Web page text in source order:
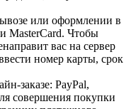
или оформлении в
MasterCard. Чтобы
вас на сервер
номер карты, срок
заказе: PayPal,
совершения покупки